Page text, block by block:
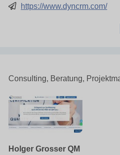
https://www.dyncrm.com/
Consulting, Beratung,
Holger Grosser QM